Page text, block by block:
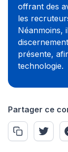
offrant des
les
Néanmoins,
présente,
technologie.
Partager ce